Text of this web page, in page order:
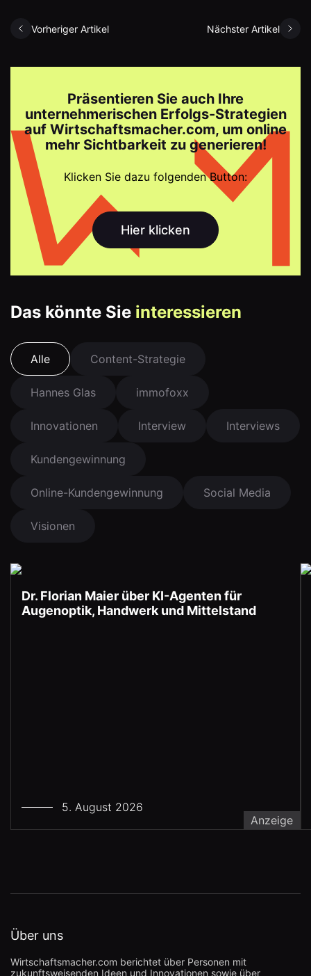
Vorheriger Artikel Nächster Artikel
Präsentieren Sie auch Ihre
unternehmerischen Erfolgs-Strategien
auf Wirtschaftsmacher.com, um online
mehr Sichtbarkeit zu generieren!
Klicken Sie dazu folgenden Button:
Hier klicken
Das könnte Sie interessieren
Alle Content-Strategie
Hannes Glas immofoxx
Innovationen Interview Interviews
Kundengewinnung
Online-Kundengewinnung Social Media
Visionen
Dr. Florian Maier über KI-Agenten für
Augenoptik, Handwerk und Mittelstand
5. August 2026
Anzeige
Über uns
Wirtschaftsmacher.com berichtet über Personen mit
zukunftsweisenden Ideen und Innovationen sowie über